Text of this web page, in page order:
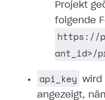
Projekt
folgende
https://
ant_id>/
api_key
wird
angezeigt,